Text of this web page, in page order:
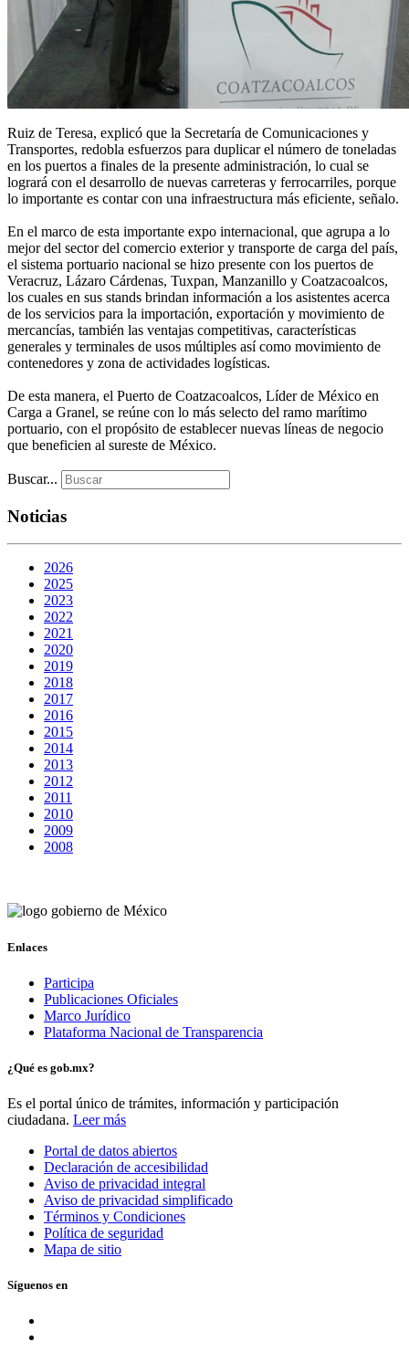
Ruiz de Teresa, explicó que la Secretaría de Comunicaciones y
Transportes, redobla esfuerzos para duplicar el número de toneladas
en los puertos a finales de la presente administración, lo cual se
logrará con el desarrollo de nuevas carreteras y ferrocarriles, porque
lo importante es contar con una infraestructura más eficiente, señalo.
En el marco de esta importante expo internacional, que agrupa a lo
mejor del sector del comercio exterior y transporte de carga del país,
el sistema portuario nacional se hizo presente con los puertos de
Veracruz, Lázaro Cárdenas, Tuxpan, Manzanillo y Coatzacoalcos,
los cuales en sus stands brindan información a los asistentes acerca
de los servicios para la importación, exportación y movimiento de
mercancías, también las ventajas competitivas, características
generales y terminales de usos múltiples así como movimiento de
contenedores y zona de actividades logísticas.
De esta manera, el Puerto de Coatzacoalcos, Líder de México en
Carga a Granel, se reúne con lo más selecto del ramo marítimo
portuario, con el propósito de establecer nuevas líneas de negocio
que beneficien al sureste de México.
Buscar...
Noticias
2026
2025
2023
2022
2021
2020
2019
2018
2017
2016
2015
2014
2013
2012
2011
2010
2009
2008
Enlaces
Participa
Publicaciones Oficiales
Marco Jurídico
Plataforma Nacional de Transparencia
¿Qué es gob.mx?
Es el portal único de trámites, información y participación
ciudadana. Leer más
Portal de datos abiertos
Declaración de accesibilidad
Aviso de privacidad integral
Aviso de privacidad simplificado
Términos y Condiciones
Política de seguridad
Mapa de sitio
Síguenos en